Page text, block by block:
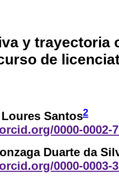
y trayectoria
de
Santos2
0000-0002-
Duarte da
0000-0003-